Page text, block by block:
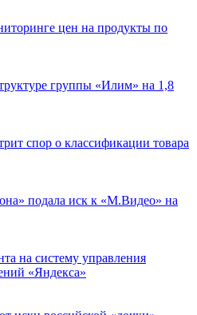
цен на продукты по
группы «Илим» на 1,8
спор о классификации товара
подала иск к «М.Видео» на
на систему управления
«Яндекса»